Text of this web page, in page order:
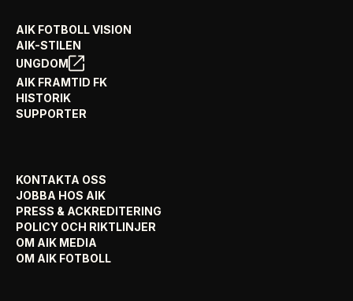
AIK FOTBOLL VISION
AIK-STILEN
UNGDOM
AIK FRAMTID FK
HISTORIK
SUPPORTER
KONTAKTA OSS
JOBBA HOS AIK
PRESS & ACKREDITERING
POLICY OCH RIKTLINJER
OM AIK MEDIA
OM AIK FOTBOLL